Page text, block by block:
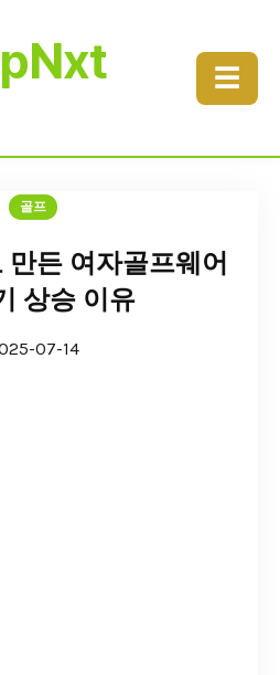
☰
골프
든 여자골프웨어
상승 이유
07-14